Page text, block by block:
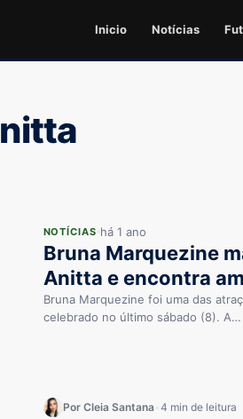
Inicio Notícias
NOTÍCIAS há 1 ano
Bruna Marquezine
Anitta e encontra
Bruna Marquezine foi uma das
celebrado no último sábado (8). A…
Por Cleia Santana 4 min de leitura